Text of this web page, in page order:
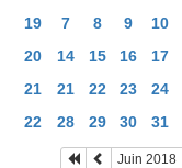
19
7 8 9 10
20
14 15 16 17
21
21 22 23 24
22
28 29 30 31
Juin 2018